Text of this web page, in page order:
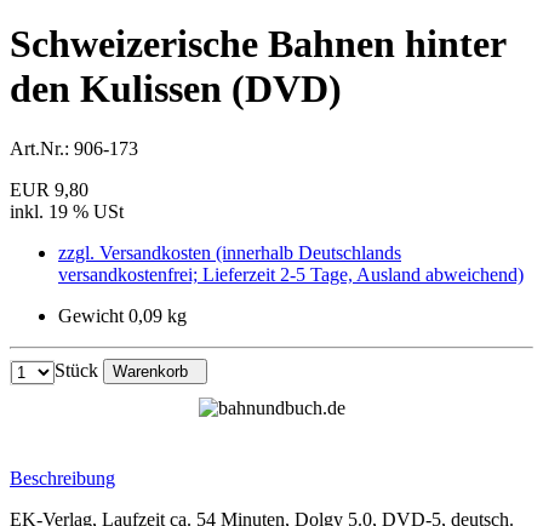
Schweizerische Bahnen hinter
den Kulissen (DVD)
Art.Nr.: 906-173
EUR 9,80
inkl. 19 % USt
zzgl. Versandkosten (innerhalb Deutschlands
versandkostenfrei; Lieferzeit 2-5 Tage, Ausland abweichend)
Gewicht 0,09 kg
Stück Warenkorb
Beschreibung
EK-Verlag, Laufzeit ca. 54 Minuten, Dolgy 5.0, DVD-5, deutsch.